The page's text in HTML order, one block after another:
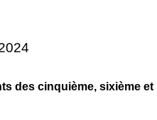
des cinquième, sixième et